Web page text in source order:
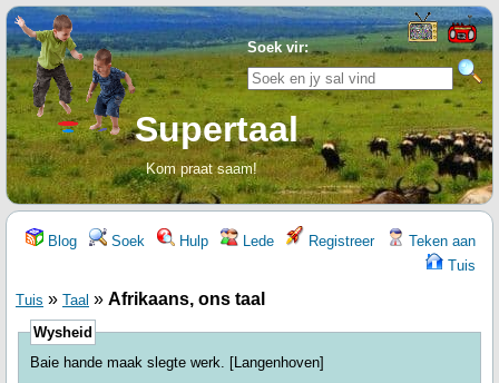
Soek vir:
Supertaal
Kom praat saam!
Blog Soek Hulp Lede Registreer
Teken aan
Tuis
Tuis » Taal » Afrikaans, ons taal
Wysheid
Baie hande maak slegte werk. [Langenhoven]